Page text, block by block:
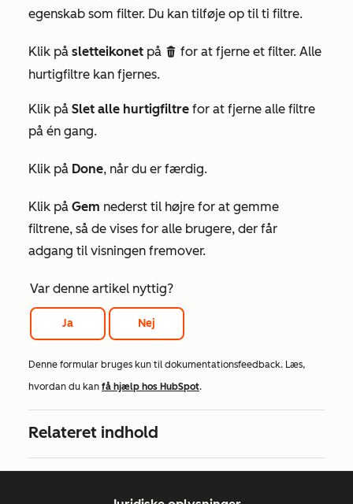
egenskab som filter. Du kan tilføje op til ti filtre.
Klik på sletteikonet på delete for at fjerne et filter. Alle
hurtigfiltre kan fjernes.
Klik på Slet alle hurtigfiltre for at fjerne alle filtre
på én gang.
Klik på Done, når du er færdig.
Klik på Gem nederst til højre for at gemme
filtrene, så de vises for alle brugere, der får
adgang til visningen fremover.
Var denne artikel nyttig?
Ja Nej
Denne formular bruges kun til dokumentationsfeedback. Læs,
hvordan du kan få hjælp hos HubSpot.
Relateret indhold